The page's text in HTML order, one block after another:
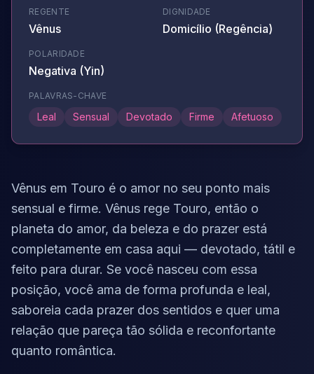
REGENTE
Vênus
DIGNIDADE
Domicílio (Regência)
POLARIDADE
Negativa (Yin)
PALAVRAS-CHAVE
Leal Sensual Devotado Firme Afetuoso
Vênus em Touro é o amor no seu ponto mais
sensual e firme. Vênus rege Touro, então o
planeta do amor, da beleza e do prazer está
completamente em casa aqui — devotado, tátil e
feito para durar. Se você nasceu com essa
posição, você ama de forma profunda e leal,
saboreia cada prazer dos sentidos e quer uma
relação que pareça tão sólida e reconfortante
quanto romântica.